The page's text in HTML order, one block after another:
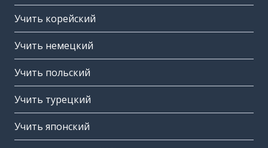
Учить корейский
Учить немецкий
Учить польский
Учить турецкий
Учить японский